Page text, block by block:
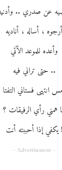
عن صدري ..
أرجوه ، أساله ، أناديه
وأعده للموعد الآتي
.. حتى تراني فيه
انتهى فستاني التفتا
همني رأي الرفيقات ؟
! يكفي إذا أحببته أنت
- Advertisement -